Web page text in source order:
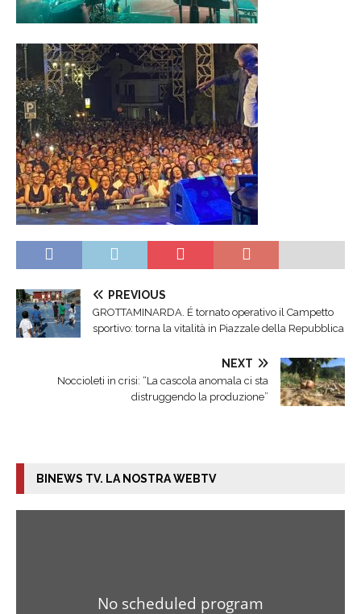
PREVIOUS
GROTTAMINARDA. É tornato operativo il Campetto
sportivo: torna la vitalità in Piazzale della Repubblica
NEXT
Noccioleti in crisi: “La cascola anomala ci sta
distruggendo la produzione”
BINEWS TV. LA NOSTRA WEBTV